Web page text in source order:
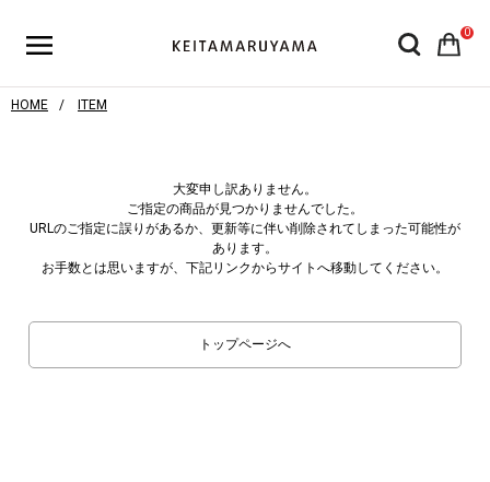
0
HOME ITEM
大変申し訳ありません。
ご指定の商品が見つかりませんでした。
URLのご指定に誤りがあるか、更新等に伴い削除されてしまった可能性が
あります。
お手数とは思いますが、下記リンクからサイトへ移動してください。
トップページへ